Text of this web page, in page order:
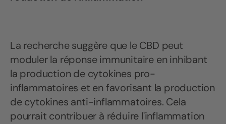
La recherche suggère que le CBD peut
moduler la réponse immunitaire en inhibant
la production de cytokines pro-
inflammatoires et en favorisant la production
de cytokines anti-inflammatoires. Cela
pourrait contribuer à réduire l'inflammation